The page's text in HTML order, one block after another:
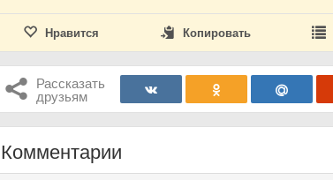
Нравится Копировать
Рассказать
друзьям
Комментарии